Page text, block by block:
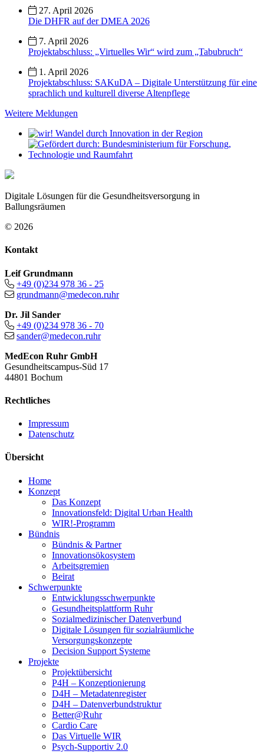
27. April 2026
Die DHFR auf der DMEA 2026
7. April 2026
Projektabschluss: „Virtuelles Wir“ wird zum „Tabubruch“
1. April 2026
Projektabschluss: SAKuDA – Digitale Unterstützung für eine
sprachlich und kulturell diverse Altenpflege
Weitere Meldungen
Digitale Lösungen für die Gesundheitsversorgung in
Ballungsräumen
© 2026
Kontakt
Leif Grundmann
+49 (0)234 978 36 - 25
grundmann@medecon.ruhr
Dr. Jil Sander
+49 (0)234 978 36 - 70
sander@medecon.ruhr
MedEcon Ruhr GmbH
Gesundheitscampus-Süd 17
44801 Bochum
Rechtliches
Impressum
Datenschutz
Übersicht
Home
Konzept
Das Konzept
Innovationsfeld: Digital Urban Health
WIR!-Programm
Bündnis
Bündnis & Partner
Innovationsökosystem
Arbeitsgremien
Beirat
Schwerpunkte
Entwicklungsschwerpunkte
Gesundheitsplattform Ruhr
Sozialmedizinischer Datenverbund
Digitale Lösungen für sozialräumliche
Versorgungskonzepte
Decision Support Systeme
Projekte
Projektübersicht
P4H – Konzeptionierung
D4H – Metadatenregister
D4H – Datenverbundstruktur
Better@Ruhr
Cardio Care
Das Virtuelle WIR
Psych-Supportiv 2.0